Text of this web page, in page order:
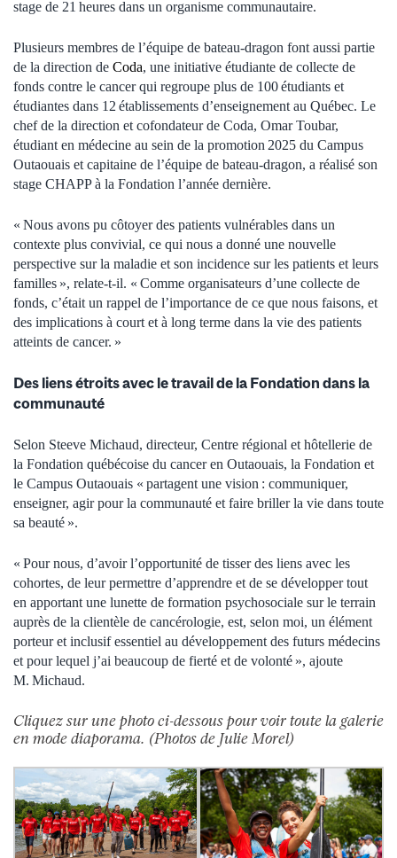
stage de 21 heures dans un organisme communautaire.
Plusieurs membres de l’équipe de bateau-dragon font aussi partie
de la direction de Coda, une initiative étudiante de collecte de
fonds contre le cancer qui regroupe plus de 100 étudiants et
étudiantes dans 12 établissements d’enseignement au Québec. Le
chef de la direction et cofondateur de Coda, Omar Toubar,
étudiant en médecine au sein de la promotion 2025 du Campus
Outaouais et capitaine de l’équipe de bateau-dragon, a réalisé son
stage CHAPP à la Fondation l’année dernière.
« Nous avons pu côtoyer des patients vulnérables dans un
contexte plus convivial, ce qui nous a donné une nouvelle
perspective sur la maladie et son incidence sur les patients et leurs
familles », relate-t-il. « Comme organisateurs d’une collecte de
fonds, c’était un rappel de l’importance de ce que nous faisons, et
des implications à court et à long terme dans la vie des patients
atteints de cancer. »
Des liens étroits avec le travail de la Fondation dans la
communauté
Selon Steeve Michaud, directeur, Centre régional et hôtellerie de
la Fondation québécoise du cancer en Outaouais, la Fondation et
le Campus Outaouais « partagent une vision : communiquer,
enseigner, agir pour la communauté et faire briller la vie dans toute
sa beauté ».
« Pour nous, d’avoir l’opportunité de tisser des liens avec les
cohortes, de leur permettre d’apprendre et de se développer tout
en apportant une lunette de formation psychosociale sur le terrain
auprès de la clientèle de cancérologie, est, selon moi, un élément
porteur et inclusif essentiel au développement des futurs médecins
et pour lequel j’ai beaucoup de fierté et de volonté », ajoute
M. Michaud.
Cliquez sur une photo ci-dessous pour voir toute la galerie
en mode diaporama. (Photos de Julie Morel)